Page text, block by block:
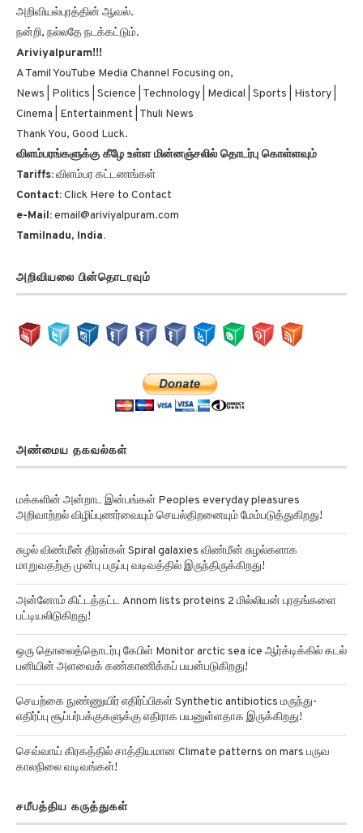
நன்றி, நல்லதே நடக்கட்டும்.
Ariviyalpuram!!!
A Tamil YouTube Media Channel Focusing on,
News | Politics | Science | Technology | Medical | Sports | History |
Cinema | Entertainment | Thuli News
Thank You, Good Luck.
விளம்பரங்களுக்கு கீழே உள்ள மின்னஞ்சலில் தொடர்பு கொள்ளவும்
Tariffs:விளம்பர கட்டணங்கள்
Contact:Click Here to Contact
e-Mail: email@ariviyalpuram.com
Tamilnadu, India.
அறிவாற்றல் விழிப்புணர்வையும் செயல்திறனையும் மேம்படுத்துகிறது!
சுழல் விண்மீன் திரள்கள் Spiral galaxies விண்மீன் சுழல்களாக
மாறுவதற்கு முன்பு பருப்பு வடிவத்தில் இருந்திருக்கிறது!
அன்னோம் கிட்டத்தட்ட Annom lists proteins 2 மில்லியன் புரதங்களை
பட்டியலிடுகிறது!
ஒரு தொலைத்தொடர்பு கேபிள் Monitor arctic sea ice ஆர்க்டிக்கில் கடல்
பனியின் அளவைக் கண்காணிக்கப் பயன்படுகிறது!
செயற்கை நுண்ணுயிர் எதிர்ப்பிகள் Synthetic antibiotics மருந்து-
எதிர்ப்பு சூப்பர்பக்குகளுக்கு எதிராக பயனுள்ளதாக இருக்கிறது!
செவ்வாய் கிரகத்தில் சாத்தியமான Climate patterns on mars பருவ
காலநிலை வடிவங்கள்!